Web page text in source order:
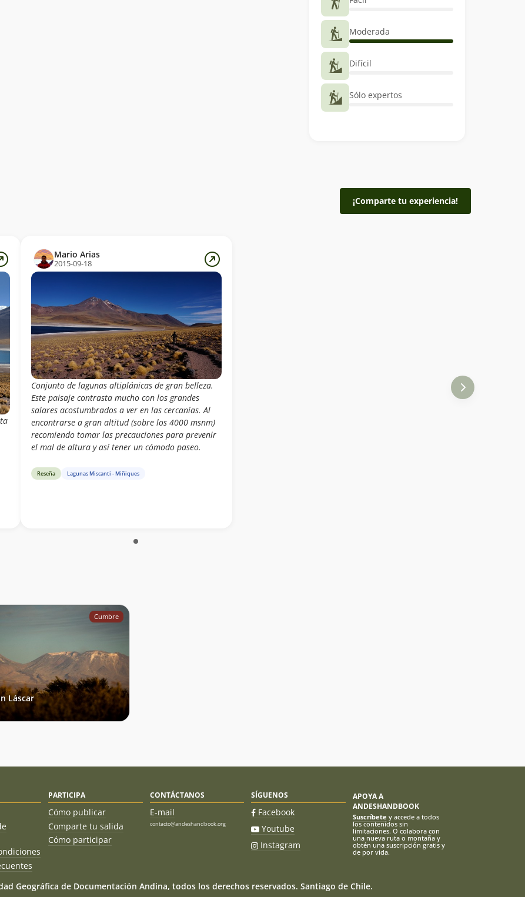
Moderada
Difícil
Sólo expertos
¡Comparte tu experiencia!
Mario Arias
2015-09-18
Conjunto de lagunas altiplánicas de gran belleza.
Este paisaje contrasta mucho con los grandes
salares acostumbrados a ver en las cercanías. Al
encontrarse a gran altitud (sobre los 4000 msnm)
recomiendo tomar las precauciones para prevenir
el mal de altura y así tener un cómodo paseo.
Reseña Lagunas Miscanti - Miñiques
Cumbre
Láscar
PARTICIPA
Cómo publicar
Comparte tu salida
Cómo participar
CONTÁCTANOS
E-mail
contacto@andeshandbook.org
SÍGUENOS
Facebook
Youtube
Instagram
APOYA A
ANDESHANDBOOK
Suscríbete y accede a todos
los contenidos sin
limitaciones. O colabora con
una nueva ruta o montaña y
obtén una suscripción gratis y
de por vida.
Geográfica de Documentación Andina, todos los derechos reservados. Santiago de Chile.